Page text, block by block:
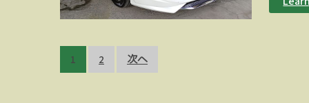
投
稿
1 2 次へ